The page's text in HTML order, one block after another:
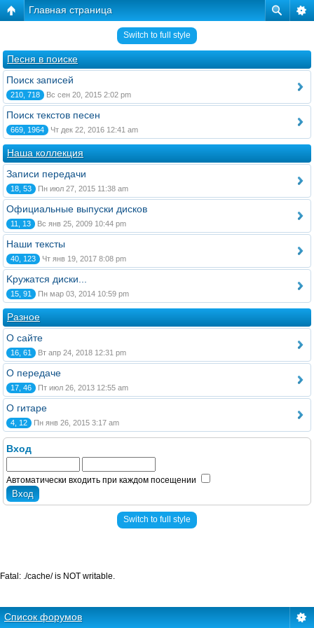
Главная страница
Switch to full style
Песня в поиске
Поиск записей
210, 718 Вс сен 20, 2015 2:02 pm
Поиск текстов песен
669, 1964 Чт дек 22, 2016 12:41 am
Наша коллекция
Записи передачи
18, 53 Пн июл 27, 2015 11:38 am
Официальные выпуски дисков
11, 13 Вс янв 25, 2009 10:44 pm
Наши тексты
40, 123 Чт янв 19, 2017 8:08 pm
Kружатся диски...
15, 91 Пн мар 03, 2014 10:59 pm
Разное
О сайте
16, 61 Вт апр 24, 2018 12:31 pm
О передаче
17, 46 Пт июл 26, 2013 12:55 am
О гитаре
4, 12 Пн янв 26, 2015 3:17 am
Вход
Автоматически входить при каждом посещении
Switch to full style
Список форумов
Fatal: ./cache/ is NOT writable.